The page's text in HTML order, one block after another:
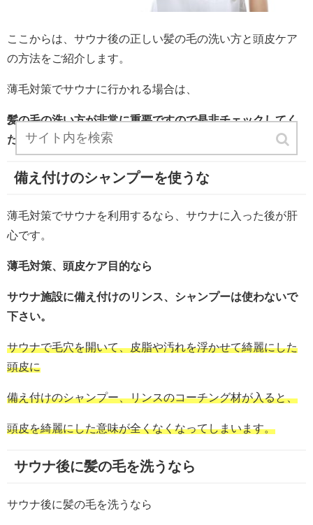
ここからは、サウナ後の正しい髪の毛の洗い方と頭皮ケア
の方法をご紹介します。
薄毛対策でサウナに行かれる場合は、
髪の毛の洗い方が非常に重要ですので是非チェックしてく
ださい。
備え付けのシャンプーを使うな
薄毛対策でサウナを利用するなら、サウナに入った後が肝
心です。
薄毛対策、頭皮ケア目的なら
サウナ施設に備え付けのリンス、シャンプーは使わないで
下さい。
サウナで毛穴を開いて、皮脂や汚れを浮かせて綺麗にした
頭皮に
備え付けのシャンプー、リンスのコーチング材が入ると、
頭皮を綺麗にした意味が全くなくなってしまいます。
サウナ後に髪の毛を洗うなら
サウナ後に髪の毛を洗うなら